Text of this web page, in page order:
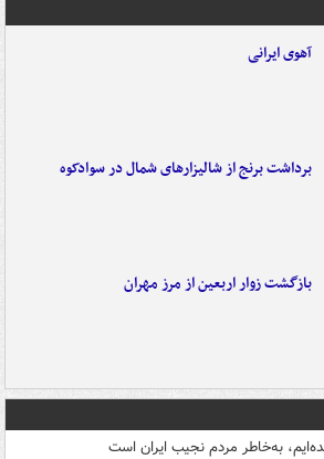
آهوی ایرانی
برداشت برنج از شالیزارهای شمال در سوادکوه
بازگشت زوار اربعین از مرز مهران
به‌خاطر مردم نجیب ایران است